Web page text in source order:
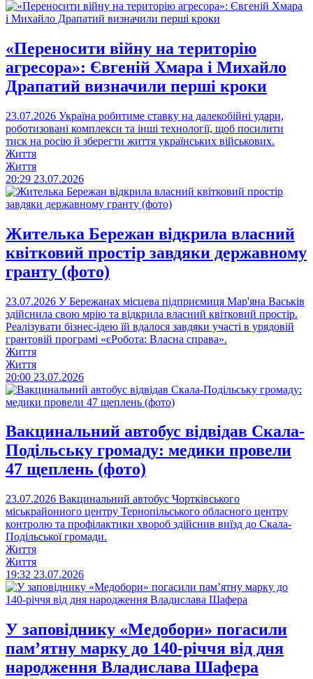
«Переносити війну на територію
агресора»: Євгеній Хмара і Михайло
Драпатий визначили перші кроки
23.07.2026 Україна робитиме ставку на далекобійні удари,
роботизовані комплекси та інші технології, щоб посилити
тиск на росію й зберегти життя українських військових.
Життя
Життя
20:29 23.07.2026
Жителька Бережан відкрила власний
квітковий простір завдяки державному
гранту (фото)
23.07.2026 У Бережанах місцева підприємиця Мар'яна Васьків
здійснила свою мрію та відкрила власний квітковий простір.
Реалізувати бізнес-ідею їй вдалося завдяки участі в урядовій
грантовій програмі «єРобота: Власна справа».
Життя
Життя
20:00 23.07.2026
Вакцинальний автобус відвідав Скала-
Подільську громаду: медики провели
47 щеплень (фото)
23.07.2026 Вакцинальний автобус Чортківського
міськрайонного центру Тернопільського обласного центру
контролю та профілактики хвороб здійснив виїзд до Скала-
Подільської громади.
Життя
Життя
19:32 23.07.2026
У заповіднику «Медобори» погасили
пам’ятну марку до 140-річчя від дня
народження Владислава Шафера